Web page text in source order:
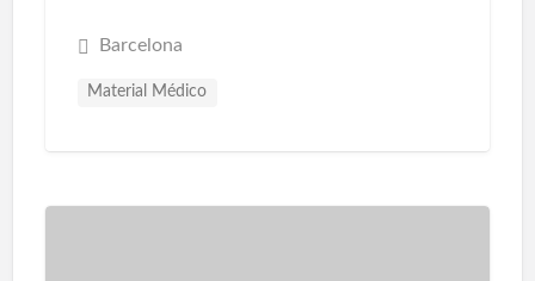
Barcelona
Material Médico